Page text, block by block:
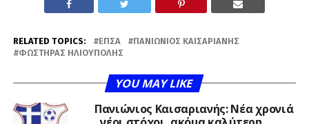
RELATED TOPICS: ΕΠΣΑ
ΠΑΝΙΏΝΙΟΣ ΚΑΙΣΑΡΙΑΝΉΣ
ΦΩΣΤΉΡΑΣ ΗΛΙΟΎΠΟΛΗΣ
YOU MAY LIKE
Πανιώνιος Καισαριανής: Νέα χρονιά